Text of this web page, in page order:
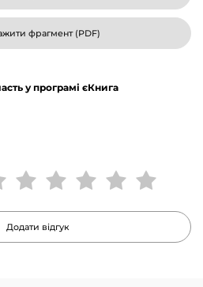
фрагмент (PDF)
у програмі єКнига
Додати відгук